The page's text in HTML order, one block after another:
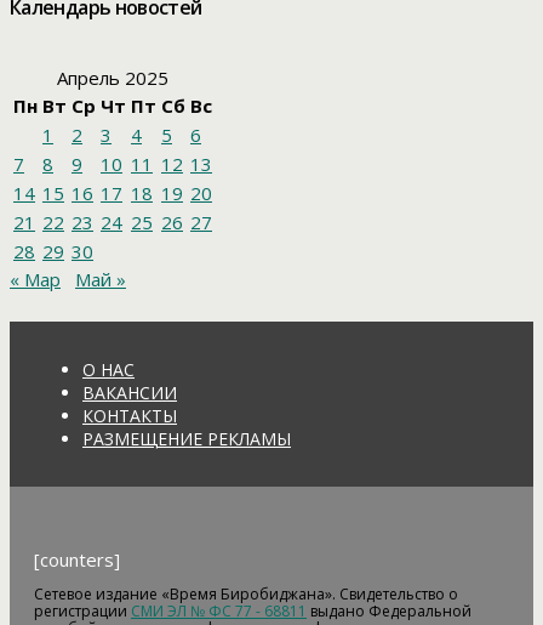
Календарь новостей
Апрель 2025
Пн Вт Ср Чт Пт Сб Вс
1
2 3 4 5
6
7
8 9 10 11 12 13
14 15 16 17 18 19 20
21 22 23 24 25 26 27
28 29 30
« Мар
Май »
О НАС
ВАКАНСИИ
КОНТАКТЫ
РАЗМЕЩЕНИЕ РЕКЛАМЫ
[counters]
Сетевое издание «Время Биробиджана». Свидетельство о
регистрации СМИ ЭЛ № ФС 77 - 68811 выдано Федеральной